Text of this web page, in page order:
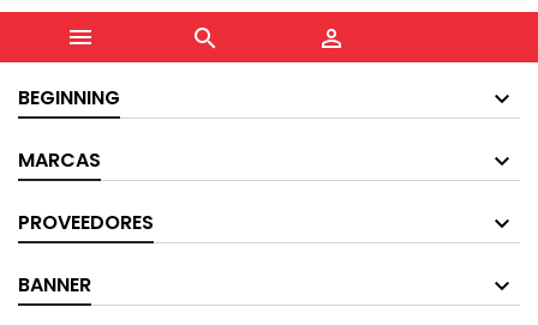
  
BEGINNING
MARCAS
PROVEEDORES
BANNER